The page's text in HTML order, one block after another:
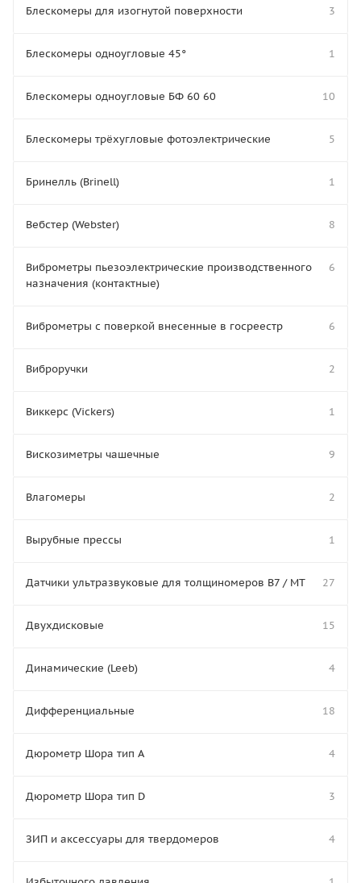
Блескомеры для изогнутой поверхности 3
Блескомеры одноугловые 45° 1
Блескомеры одноугловые БФ 60 60 10
Блескомеры трёхугловые фотоэлектрические 5
Бринелль (Brinell) 1
Вебстер (Webster) 8
Виброметры пьезоэлектрические производственного
назначения (контактные)
6
Виброметры с поверкой внесенные в госреестр 6
Виброручки 2
Виккерс (Vickers) 1
Вискозиметры чашечные 9
Влагомеры 2
Вырубные прессы 1
Датчики ультразвуковые для толщиномеров В7 / МТ 27
Двухдисковые 15
Динамические (Leeb) 4
Дифференциальные 18
Дюрометр Шора тип A 4
Дюрометр Шора тип D 3
ЗИП и аксессуары для твердомеров 4